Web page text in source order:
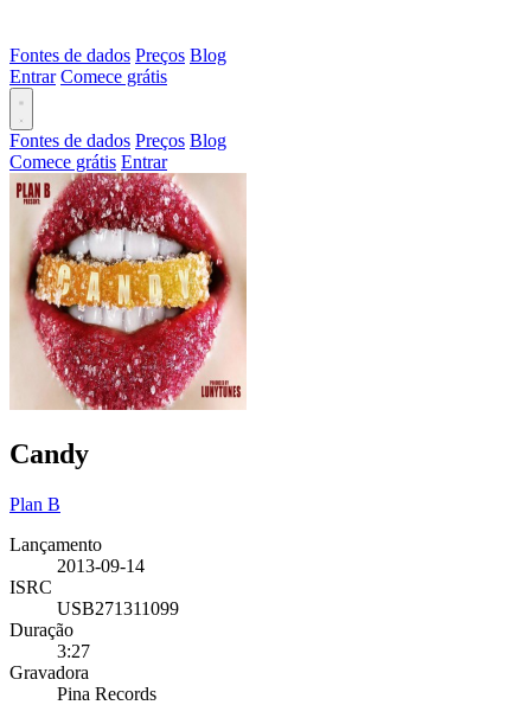
Fontes de dados Preços Blog
Entrar Comece grátis
Fontes de dados Preços Blog
Comece grátis Entrar
Candy
Plan B
Lançamento
2013-09-14
ISRC
USB271311099
Duração
3:27
Gravadora
Pina Records